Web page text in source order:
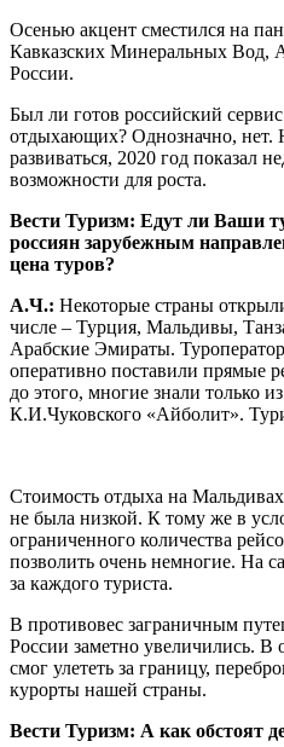
Осенью акцент сместился на
Кавказских Минеральных Вод,
России.
Был ли готов российский
отдыхающих? Однозначно, нет.
развиваться, 2020 год показал
возможности для роста.
Вести Туризм: Едут ли Ваши
россиян зарубежным
цена туров?
А.Ч.: Некоторые страны
числе – Турция, Мальдивы,
Арабские Эмираты.
оперативно поставили прямые
до этого, многие знали только
К.И.Чуковского «Айболит».
Стоимость отдыха на
не была низкой. К тому же в
ограниченного количества
позволить очень немногие. На
за каждого туриста.
В противовес заграничным
России заметно увеличились. В
смог улететь за границу,
курорты нашей страны.
Вести Туризм: А как обстоят